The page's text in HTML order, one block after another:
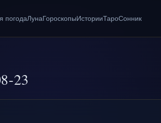
погодаЛунаГороскопыИсторииТароСонник
23